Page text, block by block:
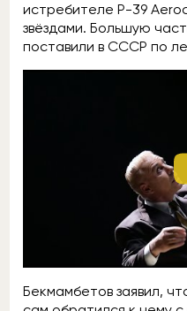
истребителе Р-39
звёздами. Большую
поставили в СССР по
Бекмамбетов заявил,